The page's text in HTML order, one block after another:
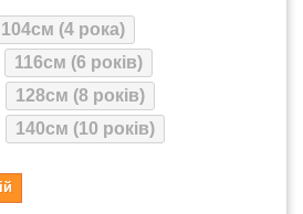
104см (4 рока)
116см (6 років)
128см (8 років)
140см (10 років)